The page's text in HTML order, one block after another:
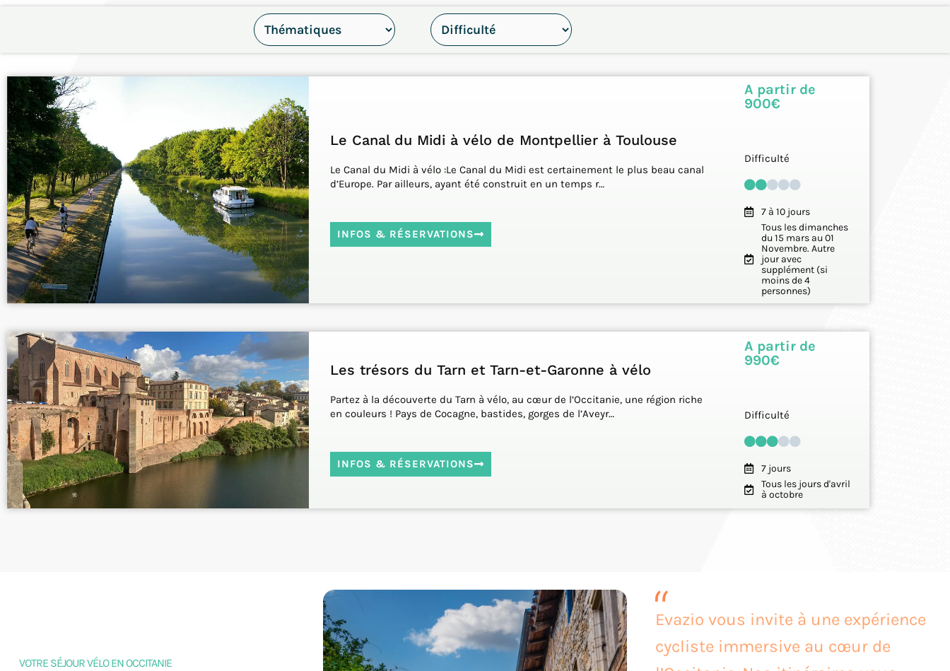
Le Canal du Midi à vélo de Montpellier à Toulouse
Le Canal du Midi à vélo :Le Canal du Midi est certainement le plus beau canal
d’Europe. Par ailleurs, ayant été construit en un temps r…
INFOS & RÉSERVATIONS
A partir de
900€
Difficulté
7 à 10 jours
Tous les dimanches
du 15 mars au 01
Novembre. Autre
jour avec
supplément (si
moins de 4
personnes)
Les trésors du Tarn et Tarn-et-Garonne à vélo
Partez à la découverte du Tarn à vélo, au cœur de l’Occitanie, une région riche
en couleurs ! Pays de Cocagne, bastides, gorges de l’Aveyr…
INFOS & RÉSERVATIONS
A partir de
990€
Difficulté
7 jours
Tous les jours d'avril
à octobre
VOTRE SÉJOUR VÉLO EN OCCITANIE
Evazio vous invite à une expérience
cycliste immersive au cœur de